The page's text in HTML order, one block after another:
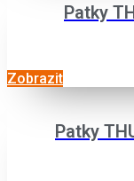
Patky
Zobrazit
Patky